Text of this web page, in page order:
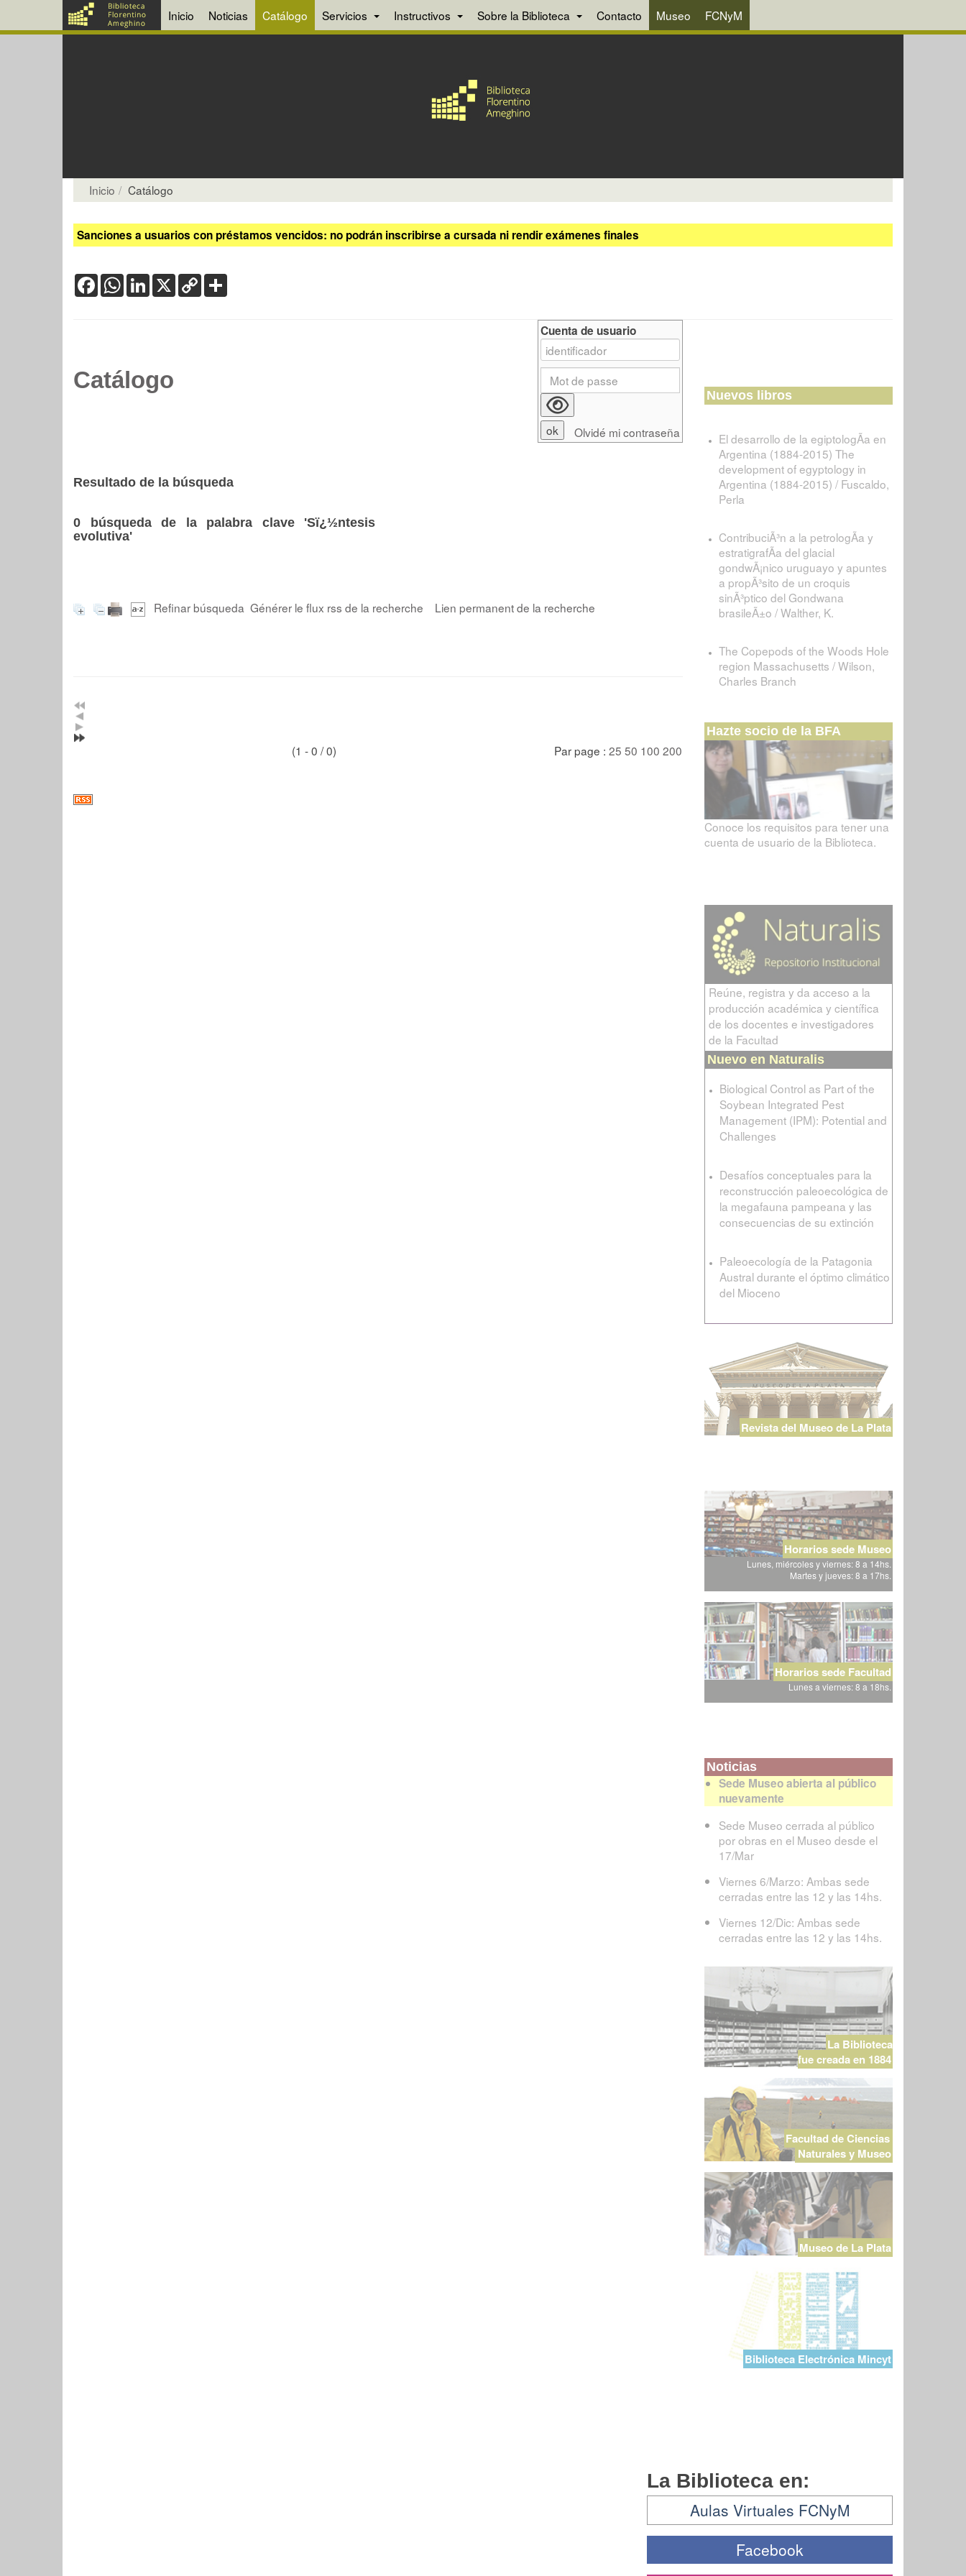
Inicio Noticias Catálogo Servicios Instructivos Sobre la Biblioteca Contacto Museo FCNyM
Inicio Catálogo
Sanciones a usuarios con préstamos vencidos: no podrán inscribirse a cursada ni rendir exámenes finales
FacebookWhatsApp
LinkedIn
X Copy
Link
Catálogo
Resultado de la búsqueda
0 búsqueda de la palabra clave 'Sï¿½ntesis
evolutiva'
Refinar búsqueda Générer le flux rss de la recherche Lien permanent de la recherche
(1 - 0 / 0) Par page : 25 50 100 200
Cuenta de usuario
Olvidé mi contraseña
Nuevos libros
El desarrollo de la egiptologÃ­a en
Argentina (1884-2015) The
development of egyptology in
Argentina (1884-2015) / Fuscaldo,
Perla
ContribuciÃ³n a la petrologÃ­a y
estratigrafÃ­a del glacial
gondwÃ¡nico uruguayo y apuntes
a propÃ³sito de un croquis
sinÃ³ptico del Gondwana
brasileÃ±o / Walther, K.
The Copepods of the Woods Hole
region Massachusetts / Wilson,
Charles Branch
Hazte socio de la BFA
Conoce los requisitos para tener una
cuenta de usuario de la Biblioteca.
Reúne, registra y da acceso a la
producción académica y científica
de los docentes e investigadores
de la Facultad
Nuevo en Naturalis
Biological Control as Part of the
Soybean Integrated Pest
Management (IPM): Potential and
Challenges
Desafíos conceptuales para la
reconstrucción paleoecológica de
la megafauna pampeana y las
consecuencias de su extinción
Paleoecología de la Patagonia
Austral durante el óptimo climático
del Mioceno
Revista del Museo de La Plata
Horarios sede Museo
Lunes, miércoles y viernes: 8 a 14hs.
Martes y jueves: 8 a 17hs.
Horarios sede Facultad
Lunes a viernes: 8 a 18hs.
Noticias
Sede Museo abierta al público
nuevamente
Sede Museo cerrada al público
por obras en el Museo desde el
17/Mar
Viernes 6/Marzo: Ambas sede
cerradas entre las 12 y las 14hs.
Viernes 12/Dic: Ambas sede
cerradas entre las 12 y las 14hs.
La Biblioteca
fue creada en 1884
Facultad de Ciencias
Naturales y Museo
Museo de La Plata
Biblioteca Electrónica Mincyt
La Biblioteca en:
Aulas Virtuales FCNyM
Facebook